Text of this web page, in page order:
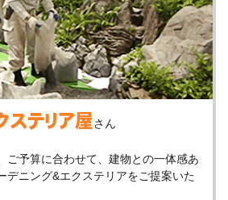
ステリア屋さん
ご予算に合わせて、建物との一体感あ
デニング&エクステリアをご提案いた